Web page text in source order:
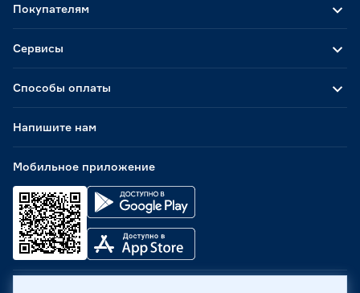
Способы оплаты
Мобильное приложение
Покупателям
Сервисы
Напишите нам